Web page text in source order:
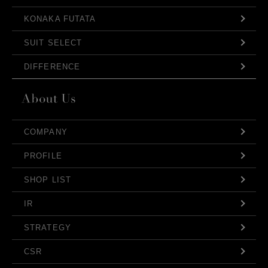
KONAKA FUTATA
SUIT SELECT
DIFFERENCE
COMPANY
PROFILE
SHOP LIST
IR
STRATEGY
CSR